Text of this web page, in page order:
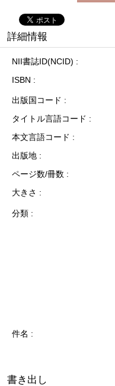
詳細情報
NII書誌ID(NCID)
ISBN
出版国コード
タイトル言語コード
本文言語コード
出版地
ページ数/冊数
大きさ
分類
件名
書き出し